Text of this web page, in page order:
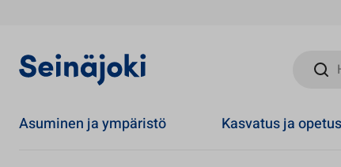
Hae
Asuminen ja ympäristö Kasvatus ja opetus